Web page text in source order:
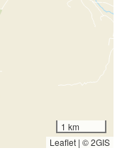
1 km
Leaflet | © 2GIS